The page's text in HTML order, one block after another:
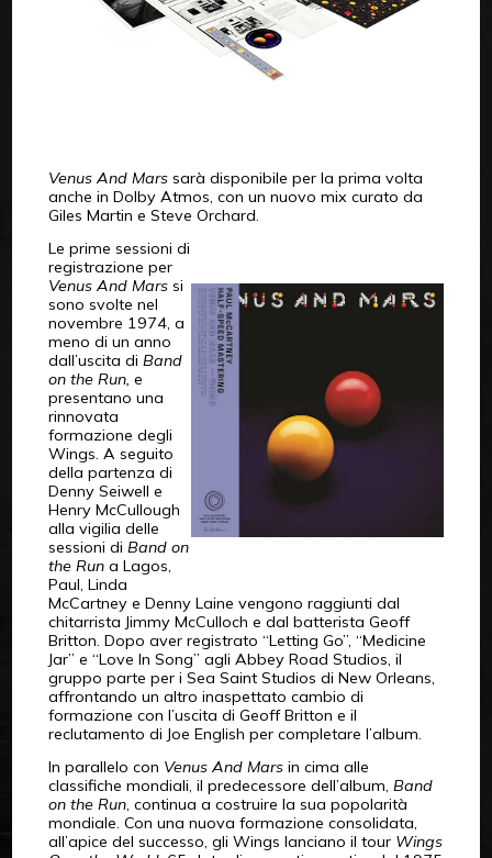
Venus And Mars sarà disponibile per la prima volta
anche in Dolby Atmos, con un nuovo mix curato da
Giles Martin e Steve Orchard.
Le prime sessioni di
registrazione per
Venus And Marssi
sono svolte nel
novembre 1974, a
meno di un anno
dall’uscita di Band
on the Run, e
presentano una
rinnovata
formazione degli
Wings. A seguito
della partenza di
Denny Seiwell e
Henry McCullough
alla vigilia delle
sessioni di Band on
the Runa Lagos,
Paul, Linda
McCartney e Denny Laine vengono raggiunti dal
chitarrista Jimmy McCulloch e dal batterista Geoff
Britton. Dopo aver registrato “Letting Go”, “Medicine
Jar” e “Love In Song” agli Abbey Road Studios, il
gruppo parte per i Sea Saint Studios di New Orleans,
affrontando un altro inaspettato cambio di
formazione con l’uscita di Geoff Britton e il
reclutamento di Joe English per completare l’album.
In parallelo con Venus And Marsin cima alle
classifiche mondiali, il predecessore dell’album, Band
on the Run, continua a costruire la sua popolarità
mondiale. Con una nuova formazione consolidata,
all’apice del successo, gli Wings lanciano il tour Wings